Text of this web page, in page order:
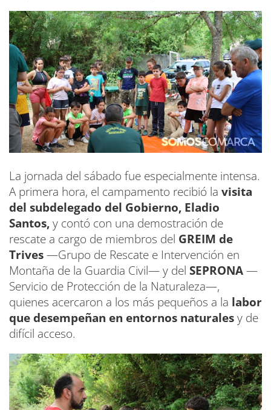
La jornada del sábado fue especialmente intensa.
A primera hora, el campamento recibió la visita
del subdelegado del Gobierno, Eladio
Santos,y contó con una demostración de
rescate a cargo de miembros del GREIM de
Trives—Grupo de Rescate e Intervención en
Montaña de la Guardia Civil— y del SEPRONA—
Servicio de Protección de la Naturaleza—,
quienes acercaron a los más pequeños a la labor
que desempeñan en entornos naturalesy de
difícil acceso.